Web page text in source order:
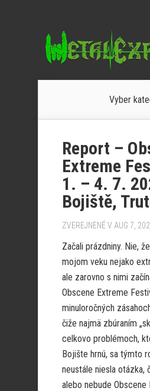
Vyber
Report –
Extreme
1. – 4. 7.
Bojiště,
ZVEREJNENÉ V AUG 7,
Začali prázdniny. Nie,
mojom veku nejako
ale zarovno s nimi
Obscene Extreme
minuloročných
čiže najmä zbúraním
celkovo problémoch,
Bojište hrnú, sa týmto
neustále niesla otázka,
alebo nebude Obscene